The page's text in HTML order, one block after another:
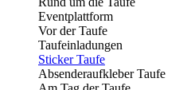
Eventplattform
Vor der Taufe
Taufeinladungen
Sticker Taufe
Absenderaufkleber Taufe